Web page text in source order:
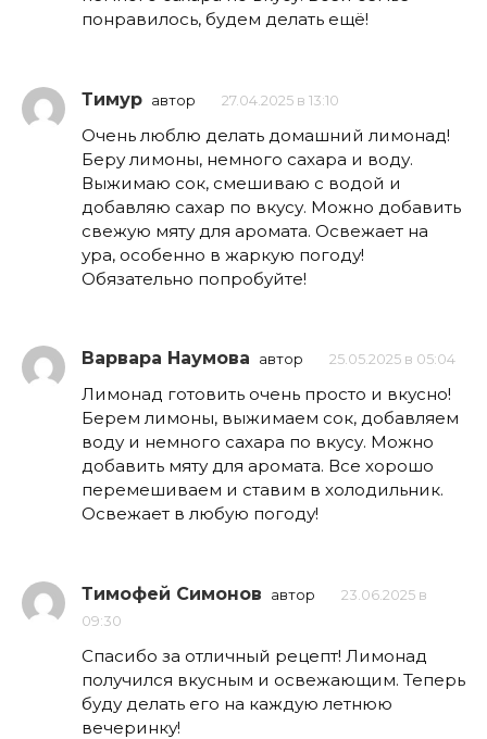
понравилось, будем делать ещё!
Тимур автор 27.04.2025 в 13:10
Очень люблю делать домашний лимонад!
Беру лимоны, немного сахара и воду.
Выжимаю сок, смешиваю с водой и
добавляю сахар по вкусу. Можно добавить
свежую мяту для аромата. Освежает на
ура, особенно в жаркую погоду!
Обязательно попробуйте!
Варвара Наумова автор 25.05.2025 в 05:04
Лимонад готовить очень просто и вкусно!
Берем лимоны, выжимаем сок, добавляем
воду и немного сахара по вкусу. Можно
добавить мяту для аромата. Все хорошо
перемешиваем и ставим в холодильник.
Освежает в любую погоду!
Тимофей Симонов автор
23.06.2025 в
09:30
Спасибо за отличный рецепт! Лимонад
получился вкусным и освежающим. Теперь
буду делать его на каждую летнюю
вечеринку!